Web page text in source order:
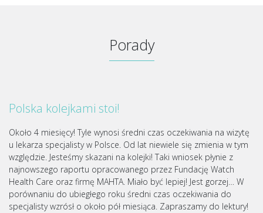
Porady
Polska kolejkami stoi!
Około 4 miesięcy! Tyle wynosi średni czas oczekiwania na wizytę
u lekarza specjalisty w Polsce. Od lat niewiele się zmienia w tym
względzie. Jesteśmy skazani na kolejki! Taki wniosek płynie z
najnowszego raportu opracowanego przez Fundację Watch
Health Care oraz firmę MAHTA. Miało być lepiej! Jest gorzej… W
porównaniu do ubiegłego roku średni czas oczekiwania do
specjalisty wzrósł o około pół miesiąca. Zapraszamy do lektury!